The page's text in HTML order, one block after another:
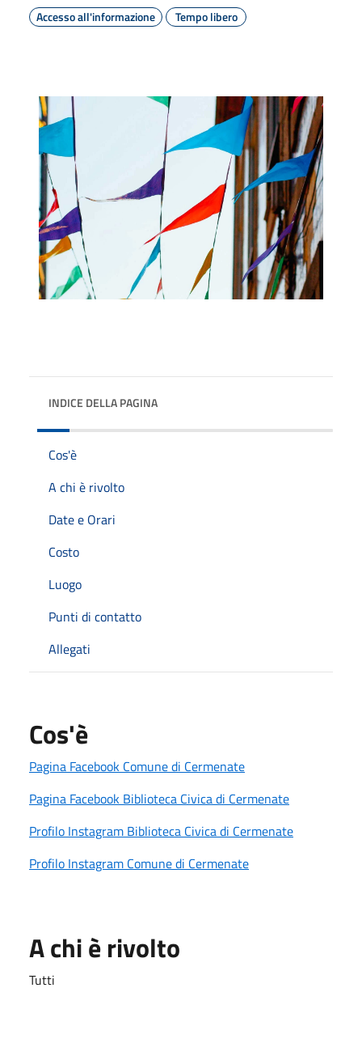
Accesso all'informazione
Tempo libero
INDICE DELLA PAGINA
Cos'è
A chi è rivolto
Date e Orari
Costo
Luogo
Punti di contatto
Allegati
Cos'è
Pagina Facebook Comune di Cermenate
Pagina Facebook Biblioteca Civica di Cermenate
Profilo Instagram Biblioteca Civica di Cermenate
Profilo Instagram Comune di Cermenate
A chi è rivolto
Tutti